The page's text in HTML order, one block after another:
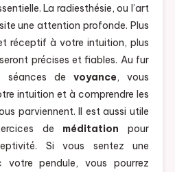
La radiesthésie, ou l’art
une attention profonde. Plus
réceptif à votre intuition, plus
précises et fiables. Au fur
séances devoyance, vous
intuition et à comprendre les
parviennent. Il est aussi utile
de méditation pour
Si vous sentez une
pendule, vous pourrez